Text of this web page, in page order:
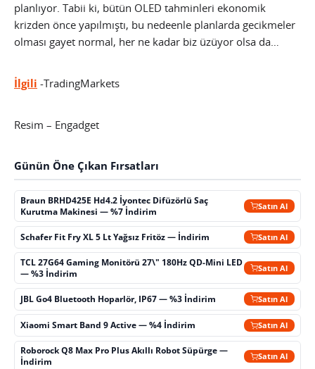
planlıyor. Tabii ki, bütün OLED tahminleri ekonomik
krizden önce yapılmıştı, bu nedeenle planlarda gecikmeler
olması gayet normal, her ne kadar biz üzüyor olsa da…
İlgili -TradingMarkets
Resim – Engadget
Günün Öne Çıkan Fırsatları
Braun BRHD425E Hd4.2 İyontec Difüzörlü Saç
Kurutma Makinesi — %7 İndirim
Satın Al
Schafer Fit Fry XL 5 Lt Yağsız Fritöz — İndirim Satın Al
TCL 27G64 Gaming Monitörü 27\" 180Hz QD-Mini LED
— %3 İndirim
Satın Al
JBL Go4 Bluetooth Hoparlör, IP67 — %3 İndirim Satın Al
Xiaomi Smart Band 9 Active — %4 İndirim Satın Al
Roborock Q8 Max Pro Plus Akıllı Robot Süpürge —
İndirim
Satın Al